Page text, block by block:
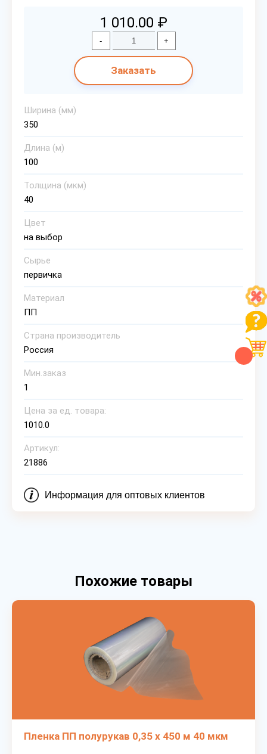
1 010.00 ₽
- +
Заказать
Ширина (мм)
350
Длина (м)
100
Толщина (мкм)
40
Цвет
на выбор
Сырье
первичка
Материал
ПП
Страна производитель
Россия
Мин.заказ
1
Цена за ед. товара:
1010.0
Артикул:
21886
Информация для оптовых клиентов
Похожие товары
Пленка ПП полурукав 0,35 х 450 м 40 мкм